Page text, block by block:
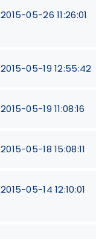
2015-05-26 11:26:01
2015-05-19 12:55:42
2015-05-19 11:08:16
2015-05-18 15:08:11
2015-05-14 12:10:01